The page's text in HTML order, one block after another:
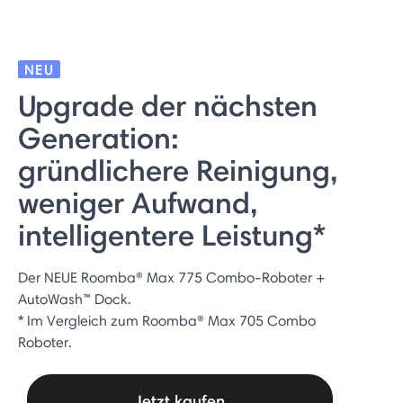
NEU
Upgrade der nächsten
Generation:
gründlichere Reinigung,
weniger Aufwand,
intelligentere Leistung*
Der NEUE Roomba® Max 775 Combo-Roboter +
AutoWash™ Dock.
* Im Vergleich zum Roomba® Max 705 Combo
Roboter.